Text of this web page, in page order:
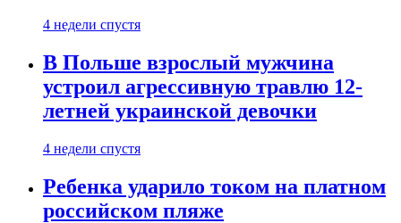
4 недели спустя
В Польше взрослый мужчина
устроил агрессивную травлю 12-
летней украинской девочки
4 недели спустя
Ребенка ударило током на платном
российском пляже